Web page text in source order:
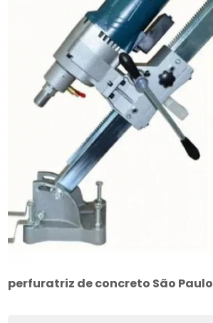
perfuratriz de concreto São Paulo